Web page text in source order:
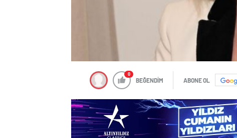
0
BEĞENDİM ABONE OL